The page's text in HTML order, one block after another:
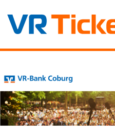
Inhalt
springen
VR-
Bank
Coburg